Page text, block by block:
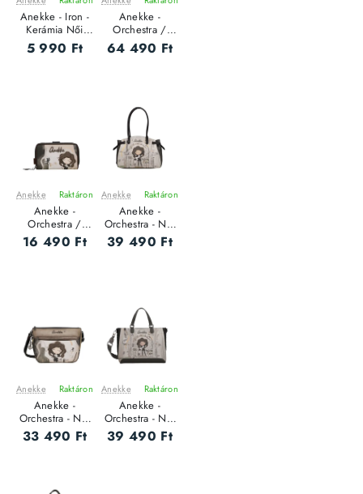
ÚJ
Anekke - Iron -
Kerámia Női
bögre
5 990 Ft
ÚJ
Anekke -
Orchestra /
Travel - Női
bőrönd
64 490 Ft
ÚJ
Anekke Raktáron
Anekke -
Orchestra /
RFID - Női
pénztárca - M
16 490 Ft
ÚJ
Anekke Raktáron
Anekke -
Orchestra - Női
oldaltáska - L
39 490 Ft
ÚJ
Anekke Raktáron
Anekke -
Orchestra - Női
oldaltáska
33 490 Ft
ÚJ
Anekke Raktáron
Anekke -
Orchestra - Női
oldaltáska
39 490 Ft